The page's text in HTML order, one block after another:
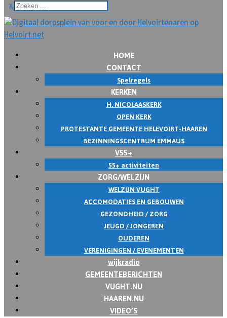
x
HOME
CONTACT
Spelregels
KERKEN
H. NICOLAASKERK
OPEN KERK
PROTESTANTE GEMEENTE HELEVOIRT-HAAREN
BEZINNINGSCENTRUM EMMAUS
V55+
55+ activiteiten
ZORG/WELZIJN
WELZIJN VUGHT
ACCOMODATIES EN GEBOUWEN
GEZONDHEID / ZORG
JEUGD / JONGEREN
OUDEREN
VERENIGINGEN / EVENEMENTEN
wijkradio
GEMEENTEBERICHTEN
VUGHT.NU
HAAREN.NU
VIDEO’S